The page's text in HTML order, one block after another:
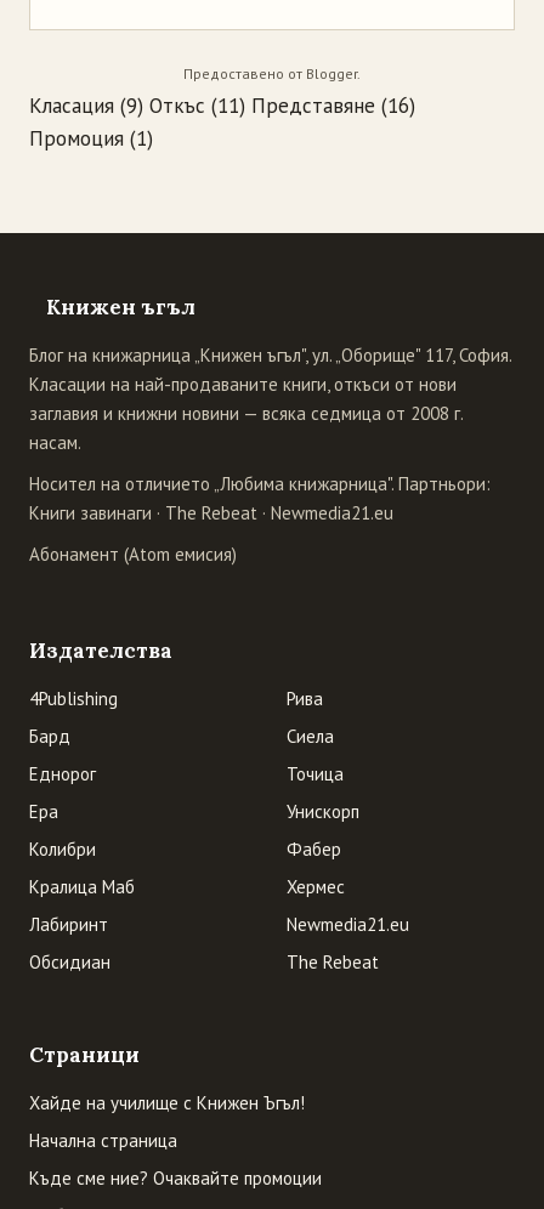
Предоставено от Blogger.
Класация (9) Откъс (11) Представяне (16)
Промоция (1)
Книжен ъгъл
Блог на книжарница „Книжен ъгъл", ул. „Оборище" 117, София.
Класации на най-продаваните книги, откъси от нови
заглавия и книжни новини — всяка седмица от 2008 г.
насам.
Носител на отличието „Любима книжарница". Партньори:
Книги завинаги · The Rebeat · Newmedia21.eu
Абонамент (Atom емисия)
Издателства
4Publishing
Бард
Еднорог
Ера
Колибри
Кралица Маб
Лабиринт
Обсидиан
Рива
Сиела
Точица
Унискорп
Фабер
Хермес
Newmedia21.eu
The Rebeat
Страници
Хайде на училище с Книжен Ъгъл!
Начална страница
Къде сме ние? Очаквайте промоции